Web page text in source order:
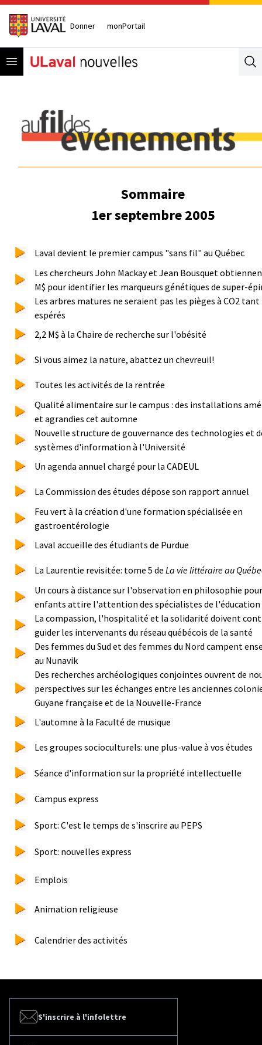
Donner monPortail
Open menu
Sommaire
1er septembre 2005
Laval devient le premier campus "sans fil" au Québec
Les chercheurs John Mackay et Jean Bousquet
M$ pour identifier les marqueurs génétiques de super-
Les arbres matures ne seraient pas les pièges à CO2 tant
espérés
2,2 M$ à la Chaire de recherche sur l'obésité
Si vous aimez la nature, abattez un chevreuil!
Toutes les activités de la rentrée
Qualité alimentaire sur le campus : des installations
et agrandies cet automne
Nouvelle structure de gouvernance des technologies et
systèmes d'information à l'Université
Un agenda annuel chargé pour la CADEUL
La Commission des études dépose son rapport annuel
Feu vert à la création d'une formation spécialisée en
gastroentérologie
Laval accueille des étudiants de Purdue
La Laurentie revisitée: tome 5 de La vie littéraire au
Un cours à distance sur l'observation en philosophie
enfants attire l'attention des spécialistes de l'éducation
La compassion, l'hospitalité et la solidarité doivent
guider les intervenants du réseau québécois de la santé
Des femmes du Sud et des femmes du Nord campent
au Nunavik
Des recherches archéologiques conjointes ouvrent de
perspectives sur les échanges entre les anciennes
Guyane française et de la Nouvelle-France
L'automne à la Faculté de musique
Les groupes socioculturels: une plus-value à vos études
Séance d'information sur la propriété intellectuelle
Campus express
Sport: C'est le temps de s'inscrire au PEPS
Sport: nouvelles express
Emplois
Animation religieuse
Calendrier des activités
S'inscrire à l'infolettre